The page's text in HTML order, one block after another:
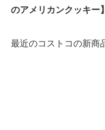
のアメリカンクッキー
最近のコストコの新